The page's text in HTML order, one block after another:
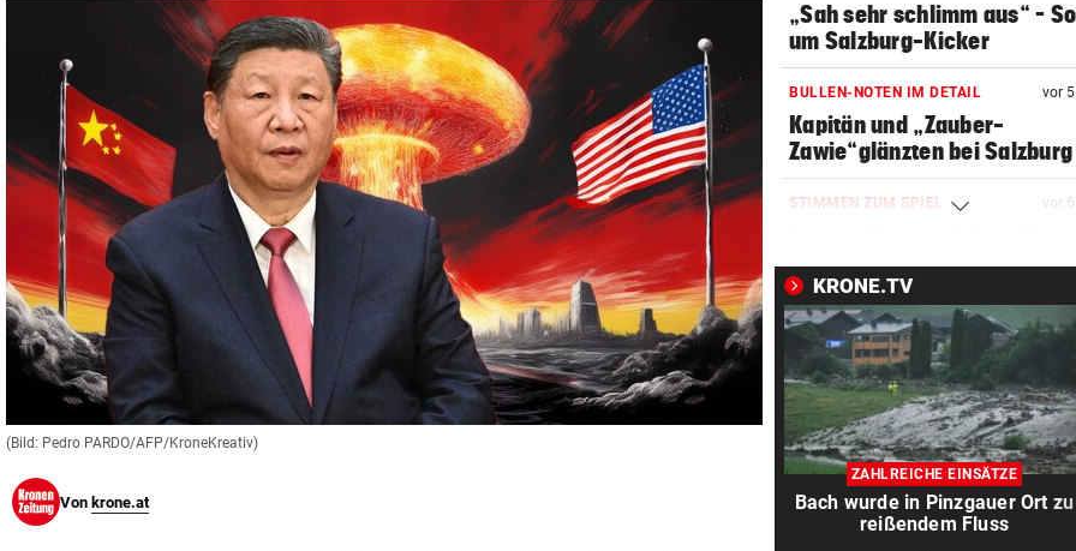
© Krone Multimedia GmbH & Co KG 2026
Muthgasse 2, 1190 Wien
(Bild: Pedro PARDO/AFP/KroneKreativ)
Von krone.at
„Sah sehr schlimm aus“ –
um Salzburg-Kicker
BULLEN-NOTEN IM DETAIL vor
Kapitän und „Zauber-
Zawie“glänzten bei Salzburg
STIMMEN ZUM SPIEL vor
uns besser!“
KUNDENDATEN BETROFFEN
Cyberangriff auf Wiener
Schmuckhändler Frey Wille
EUROPA-LEAGUE-QUALI vor
Joker Tabakovic führt
Last-Minute-Sieg
PALÄSTINENSER GETÖTET
KRONE.TV
ZAHLREICHE EINSÄTZE
Bach wurde in Pinzgauer Ort zu
reißendem Fluss